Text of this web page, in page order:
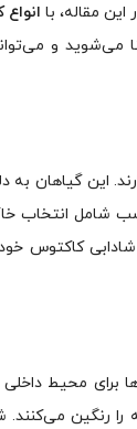
مقاله، با
می‌شوید و
این گیاهان به
شامل انتخاب
شادابی کاکتوس
برای محیط داخلی
را رنگین